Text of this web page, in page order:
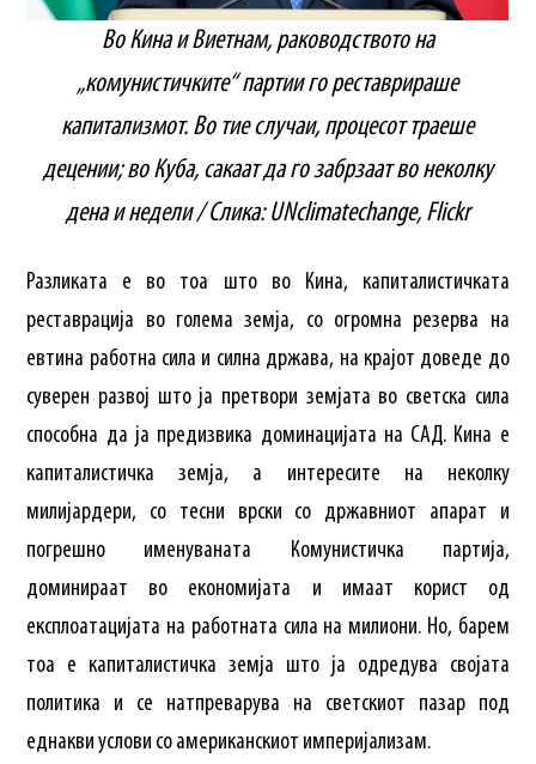
Во Кина и Виетнам, раководството на
„комунистичките“ партии го реставрираше
капитализмот. Во тие случаи, процесот траеше
децении; во Куба, сакаат да го забрзаат во неколку
дена и недели / Слика: UNclimatechange, Flickr
Разликата е во тоа што во Кина, капиталистичката
реставрација во голема земја, со огромна резерва на
евтина работна сила и силна држава, на крајот доведе до
суверен развој што ја претвори земјата во светска сила
способна да ја предизвика доминацијата на САД. Кина е
капиталистичка земја, а интересите на неколку
милијардери, со тесни врски со државниот апарат и
погрешно именуваната Комунистичка партија,
доминираат во економијата и имаат корист од
експлоатацијата на работната сила на милиони. Но, барем
тоа е капиталистичка земја што ја одредува својата
политика и се натпреварува на светскиот пазар под
еднакви услови со американскиот империјализам.